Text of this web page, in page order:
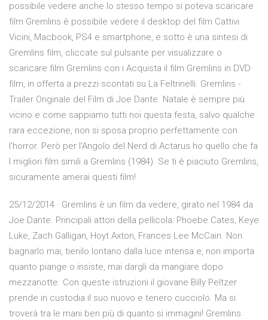
possibile vedere anche lo stesso tempo si poteva scaricare
film Gremlins è possibile vedere il desktop del film Cattivi
Vicini, Macbook, PS4 e smartphone, e sotto è una sintesi di
Gremlins film, cliccate sul pulsante per visualizzare o
scaricare film Gremlins con i Acquista il film Gremlins in DVD
film, in offerta a prezzi scontati su La Feltrinelli. Gremlins -
Trailer Originale del Film di Joe Dante. Natale è sempre più
vicino e come sappiamo tutti noi questa festa, salvo qualche
rara eccezione, non si sposa proprio perfettamente con
l'horror. Però per l'Angolo del Nerd di Actarus ho quello che fa
I migliori film simili a Gremlins (1984). Se ti è piaciuto Gremlins,
sicuramente amerai questi film!
25/12/2014 · Gremlins è un film da vedere, girato nel 1984 da
Joe Dante. Principali attori della pellicola: Phoebe Cates, Keye
Luke, Zach Galligan, Hoyt Axton, Frances Lee McCain. Non
bagnarlo mai, tienilo lontano dalla luce intensa e, non importa
quanto piange o insiste, mai dargli da mangiare dopo
mezzanotte. Con queste istruzioni il giovane Billy Peltzer
prende in custodia il suo nuovo e tenero cucciolo. Ma si
troverà tra le mani ben più di quanto si immagini! Gremlins